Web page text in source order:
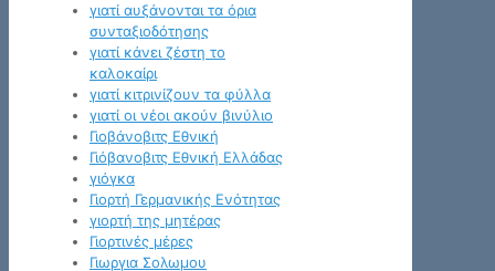
γιατί αυξάνονται τα όρια
συνταξιοδότησης
γιατί κάνει ζέστη το
καλοκαίρι
γιατί κιτρινίζουν τα φύλλα
γιατί οι νέοι ακούν βινύλιο
Γιοβάνοβιτς Εθνική
Γιόβανοβιτς Εθνική Ελλάδας
γιόγκα
Γιορτή Γερμανικής Ενότητας
γιορτή της μητέρας
Γιορτινές μέρες
Γιωργια Σολωμου